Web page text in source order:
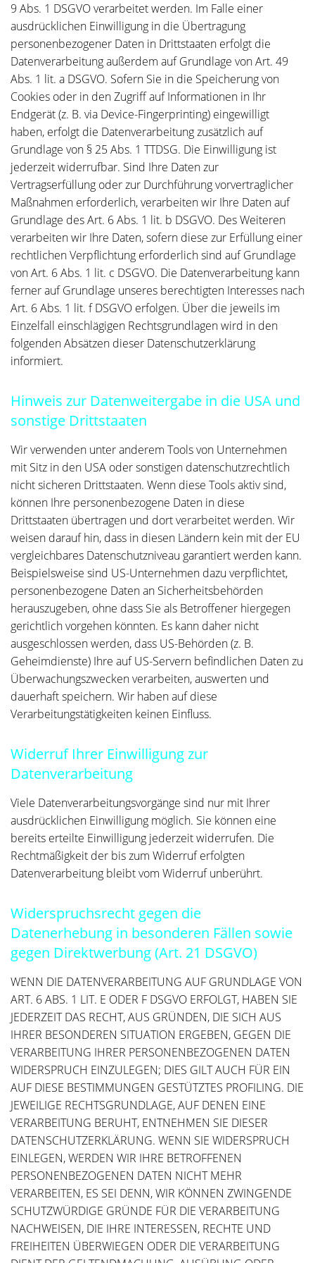
9 Abs. 1 DSGVO verarbeitet werden. Im Falle einer
ausdrücklichen Einwilligung in die Übertragung
personenbezogener Daten in Drittstaaten erfolgt die
Datenverarbeitung außerdem auf Grundlage von Art. 49
Abs. 1 lit. a DSGVO. Sofern Sie in die Speicherung von
Cookies oder in den Zugriff auf Informationen in Ihr
Endgerät (z. B. via Device-Fingerprinting) eingewilligt
haben, erfolgt die Datenverarbeitung zusätzlich auf
Grundlage von § 25 Abs. 1 TTDSG. Die Einwilligung ist
jederzeit widerrufbar. Sind Ihre Daten zur
Vertragserfüllung oder zur Durchführung vorvertraglicher
Maßnahmen erforderlich, verarbeiten wir Ihre Daten auf
Grundlage des Art. 6 Abs. 1 lit. b DSGVO. Des Weiteren
verarbeiten wir Ihre Daten, sofern diese zur Erfüllung einer
rechtlichen Verpflichtung erforderlich sind auf Grundlage
von Art. 6 Abs. 1 lit. c DSGVO. Die Datenverarbeitung kann
ferner auf Grundlage unseres berechtigten Interesses nach
Art. 6 Abs. 1 lit. f DSGVO erfolgen. Über die jeweils im
Einzelfall einschlägigen Rechtsgrundlagen wird in den
folgenden Absätzen dieser Datenschutzerklärung
informiert.
Hinweis zur Datenweitergabe in die USA und
sonstige Drittstaaten
Wir verwenden unter anderem Tools von Unternehmen
mit Sitz in den USA oder sonstigen datenschutzrechtlich
nicht sicheren Drittstaaten. Wenn diese Tools aktiv sind,
können Ihre personenbezogene Daten in diese
Drittstaaten übertragen und dort verarbeitet werden. Wir
weisen darauf hin, dass in diesen Ländern kein mit der EU
vergleichbares Datenschutzniveau garantiert werden kann.
Beispielsweise sind US-Unternehmen dazu verpflichtet,
personenbezogene Daten an Sicherheitsbehörden
herauszugeben, ohne dass Sie als Betroffener hiergegen
gerichtlich vorgehen könnten. Es kann daher nicht
ausgeschlossen werden, dass US-Behörden (z. B.
Geheimdienste) Ihre auf US-Servern befindlichen Daten zu
Überwachungszwecken verarbeiten, auswerten und
dauerhaft speichern. Wir haben auf diese
Verarbeitungstätigkeiten keinen Einfluss.
Widerruf Ihrer Einwilligung zur
Datenverarbeitung
Viele Datenverarbeitungsvorgänge sind nur mit Ihrer
ausdrücklichen Einwilligung möglich. Sie können eine
bereits erteilte Einwilligung jederzeit widerrufen. Die
Rechtmäßigkeit der bis zum Widerruf erfolgten
Datenverarbeitung bleibt vom Widerruf unberührt.
Widerspruchsrecht gegen die
Datenerhebung in besonderen Fällen sowie
gegen Direktwerbung (Art. 21 DSGVO)
WENN DIE DATENVERARBEITUNG AUF GRUNDLAGE VON
ART. 6 ABS. 1 LIT. E ODER F DSGVO ERFOLGT, HABEN SIE
JEDERZEIT DAS RECHT, AUS GRÜNDEN, DIE SICH AUS
IHRER BESONDEREN SITUATION ERGEBEN, GEGEN DIE
VERARBEITUNG IHRER PERSONENBEZOGENEN DATEN
WIDERSPRUCH EINZULEGEN; DIES GILT AUCH FÜR EIN
AUF DIESE BESTIMMUNGEN GESTÜTZTES PROFILING. DIE
JEWEILIGE RECHTSGRUNDLAGE, AUF DENEN EINE
VERARBEITUNG BERUHT, ENTNEHMEN SIE DIESER
DATENSCHUTZERKLÄRUNG. WENN SIE WIDERSPRUCH
EINLEGEN, WERDEN WIR IHRE BETROFFENEN
PERSONENBEZOGENEN DATEN NICHT MEHR
VERARBEITEN, ES SEI DENN, WIR KÖNNEN ZWINGENDE
SCHUTZWÜRDIGE GRÜNDE FÜR DIE VERARBEITUNG
NACHWEISEN, DIE IHRE INTERESSEN, RECHTE UND
FREIHEITEN ÜBERWIEGEN ODER DIE VERARBEITUNG